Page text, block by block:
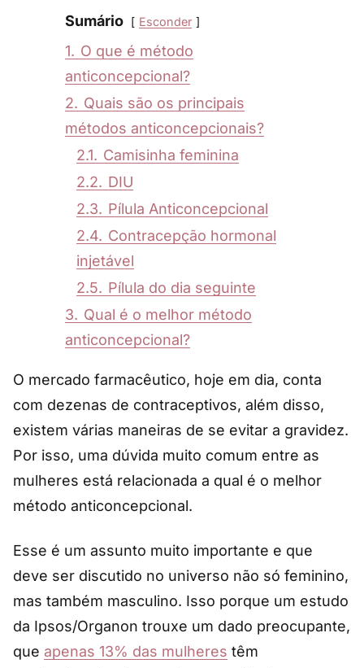
Sumário Esconder
1. O que é método
anticoncepcional?
2. Quais são os principais
métodos anticoncepcionais?
2.1. Camisinha feminina
2.2. DIU
2.3. Pílula Anticoncepcional
2.4. Contracepção hormonal
injetável
2.5. Pílula do dia seguinte
3. Qual é o melhor método
anticoncepcional?
O mercado farmacêutico, hoje em dia, conta
com dezenas de contraceptivos, além disso,
existem várias maneiras de se evitar a gravidez.
Por isso, uma dúvida muito comum entre as
mulheres está relacionada a qual é o melhor
método anticoncepcional.
Esse é um assunto muito importante e que
deve ser discutido no universo não só feminino,
mas também masculino. Isso porque um estudo
da Ipsos/Organon trouxe um dado preocupante,
que apenas 13% das mulheres têm